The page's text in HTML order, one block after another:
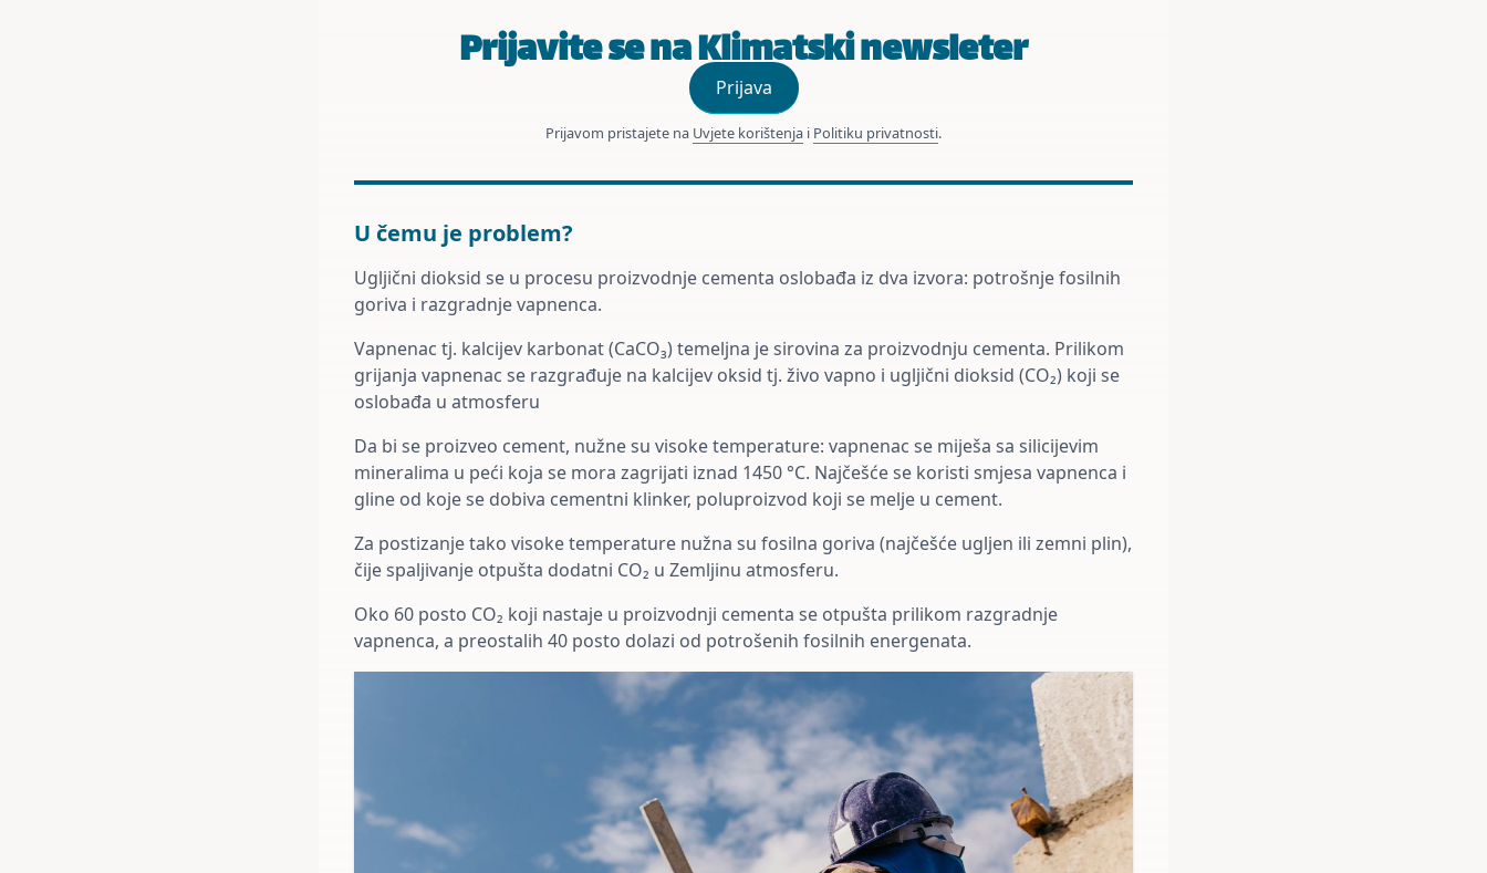
Prijavite se na Klimatski newsleter
Prijava
Prijavom pristajete na Uvjete korištenja i Politiku privatnosti.
U čemu je problem?
Ugljični dioksid se u procesu proizvodnje cementa oslobađa iz dva izvora: potrošnje fosilnih
goriva i razgradnje vapnenca.
Vapnenac tj. kalcijev karbonat (CaCO₃) temeljna je sirovina za proizvodnju cementa. Prilikom
grijanja vapnenac se razgrađuje na kalcijev oksid tj. živo vapno i ugljični dioksid (CO₂) koji se
oslobađa u atmosferu
Da bi se proizveo cement, nužne su visoke temperature: vapnenac se miješa sa silicijevim
mineralima u peći koja se mora zagrijati iznad 1450 °C. Najčešće se koristi smjesa vapnenca i
gline od koje se dobiva cementni klinker, poluproizvod koji se melje u cement.
Za postizanje tako visoke temperature nužna su fosilna goriva (najčešće ugljen ili zemni plin),
čije spaljivanje otpušta dodatni CO₂ u Zemljinu atmosferu.
Oko 60 posto CO₂ koji nastaje u proizvodnji cementa se otpušta prilikom razgradnje
vapnenca, a preostalih 40 posto dolazi od potrošenih fosilnih energenata.